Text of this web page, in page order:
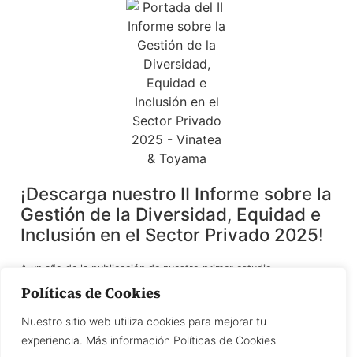
Políticas de Cookies
Nuestro sitio web utiliza cookies para mejorar tu
experiencia. Más información Políticas de Cookies
¡Descarga nuestro II Informe sobre la
Gestión de la Diversidad, Equidad e
Inclusión en el Sector Privado 2025!
A un año de la publicación de nuestro primer estudio,
Equidad e Inclusión (DEI) en el sector privado, en un contexto en
políticas inclusivas más allá de coyunturas o tendencias.